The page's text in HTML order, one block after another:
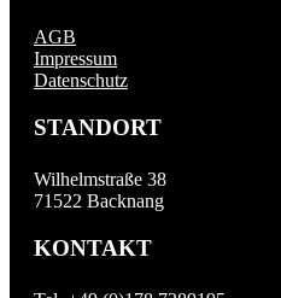
AGB
Impressum
Datenschutz
STANDORT
Wilhelmstraße 38
71522 Backnang
KONTAKT